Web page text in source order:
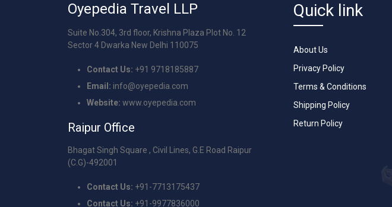
Oyepedia Travel LLP
Suite No.304, 3rd floor, Krishna Plaza Plot No. 12
Sector 4 Dwarka New Delhi 110075
Contact Us: +91 9718185887
Email: info@oyepedia.com
Website: www.oyepedia.com
Raipur Office
Bhagat Singh Square , Civil Lines, G.E Road Raipur
(C.G)-492001
Contact Us: +91-7713175437
Contact Us: +91-9977836000
Quick link
About Us
Privacy Policy
Terms & Conditions
Shipping Policy
Return Policy